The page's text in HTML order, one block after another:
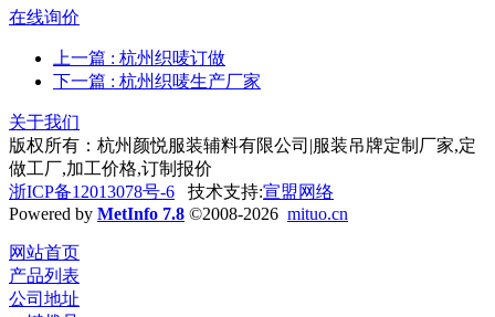
在线询价
上一篇 : 杭州织唛订做
下一篇 : 杭州织唛生产厂家
关于我们
版权所有：杭州颜悦服装辅料有限公司|服装吊牌定制厂家,定
做工厂,加工价格,订制报价
浙ICP备12013078号-6 技术支持:宣盟网络
Powered by MetInfo 7.8 ©2008-2026 mituo.cn
网站首页
产品列表
公司地址